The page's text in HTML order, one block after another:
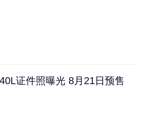
证件照曝光 8月21日预售